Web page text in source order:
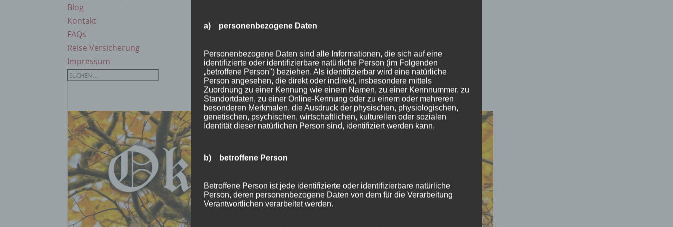
Blog
Kontakt
FAQs
Reise Versicherung
Impressum
a) personenbezogene Daten
Personenbezogene Daten sind alle Informationen, die sich auf eine
identifizierte oder identifizierbare natürliche Person (im Folgenden
„betroffene Person") beziehen. Als identifizierbar wird eine natürliche
Person angesehen, die direkt oder indirekt, insbesondere mittels
Zuordnung zu einer Kennung wie einem Namen, zu einer Kennnummer, zu
Standortdaten, zu einer Online-Kennung oder zu einem oder mehreren
besonderen Merkmalen, die Ausdruck der physischen, physiologischen,
genetischen, psychischen, wirtschaftlichen, kulturellen oder sozialen
Identität dieser natürlichen Person sind, identifiziert werden kann.
b) betroffene Person
Betroffene Person ist jede identifizierte oder identifizierbare natürliche
Person, deren personenbezogene Daten von dem für die Verarbeitung
Verantwortlichen verarbeitet werden.